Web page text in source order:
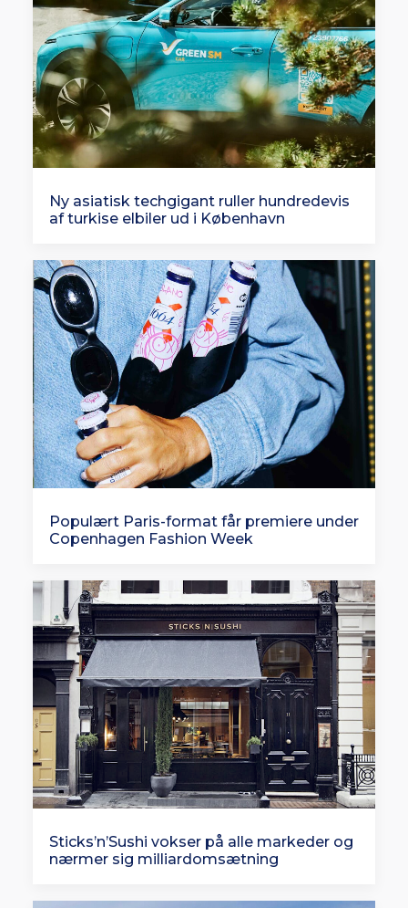
Ny asiatisk techgigant ruller hundredevis
af turkise elbiler ud i København
Populært Paris-format får premiere under
Copenhagen Fashion Week
Sticks’n’Sushi vokser på alle markeder og
nærmer sig milliardomsætning